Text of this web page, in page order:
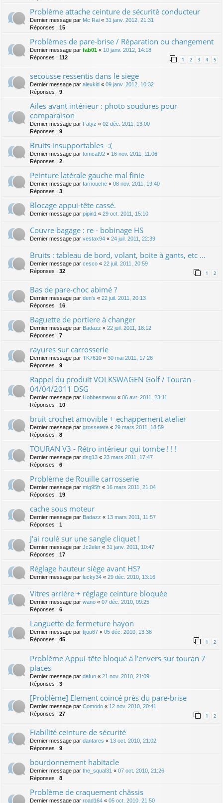
Problème attache ceinture de sécurité conducteur
Dernier message par Mc Rai « 31 janv. 2012, 21:31
Réponses : 15
Problèmes de pare-brise / Réparation ou changement
Dernier message par fab01 « 10 janv. 2012, 14:18
Réponses : 112 1 2 3 4 5
secousse ressentis dans le siege
Dernier message par alexkid « 09 janv. 2012, 10:32
Réponses : 9
Ailes avant intérieur : photo soudures pour
comparaison
Dernier message par Fatyz « 02 déc. 2011, 13:00
Réponses : 9
Bruits insupportables -:(
Dernier message par tomcat92 « 16 nov. 2011, 11:06
Réponses : 2
Peinture latérale gauche mal finie
Dernier message par farnouche « 08 nov. 2011, 19:40
Réponses : 3
Blocage appui-tête cassé.
Dernier message par pipin1 « 29 oct. 2011, 15:10
Couvre bagage : re - bobinage HS
Dernier message par vestax94 « 24 juil. 2011, 22:39
Bruits : tableau de bord, volant, boite à gants, etc ...
Dernier message par cesco « 22 juil. 2011, 20:59
Réponses : 32 1 2
Bas de pare-choc abimé ?
Dernier message par den's « 22 juil. 2011, 20:13
Réponses : 16
Baguette de portiere à changer
Dernier message par Badazz « 22 juil. 2011, 18:12
Réponses : 7
rayures sur carrosserie
Dernier message par TK7610 « 30 mai 2011, 17:26
Réponses : 9
Rappel du produit VOLKSWAGEN Golf / Touran -
04/04/2011 DSG
Dernier message par Hobbesmeow « 06 avr. 2011, 23:11
Réponses : 10
bruit crochet amovible + echappement atelier
Dernier message par grossetete « 29 mars 2011, 18:59
Réponses : 8
TOURAN V3 - Rétro intérieur qui tombe ! ! !
Dernier message par dsg13 « 23 mars 2011, 17:47
Réponses : 6
Problème de Rouille carrosserie
Dernier message par mig95fr « 16 mars 2011, 21:04
Réponses : 19
cache sous moteur
Dernier message par Badazz « 13 mars 2011, 11:57
Réponses : 1
J'ai roulé sur une sangle cliquet !
Dernier message par Jc2eler « 31 janv. 2011, 10:47
Réponses : 17
Réglage hauteur siège avant HS?
Dernier message par lucky34 « 29 déc. 2010, 13:16
Vitres arrière + réglage ceinture bloquée
Dernier message par wano « 07 déc. 2010, 09:25
Réponses : 6
Languette de fermeture hayon
Dernier message par tijou67 « 05 déc. 2010, 13:38
Réponses : 45 1 2
Probléme Appui-tête bloqué à l'envers sur touran 7
places
Dernier message par dafun « 21 nov. 2010, 21:09
Réponses : 3
[Problème] Element coincé près du pare-brise
Dernier message par Comodo « 12 nov. 2010, 20:41
Réponses : 27 1 2
Fiabilité ceinture de sécurité
Dernier message par dantares « 13 oct. 2010, 21:02
Réponses : 9
bourdonnement habitacle
Dernier message par the_squal31 « 07 oct. 2010, 21:26
Réponses : 8
Problème de craquement châssis
Dernier message par road164 « 05 oct. 2010, 21:50